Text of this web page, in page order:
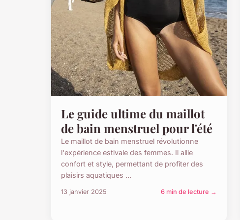
Le guide ultime du maillot
de bain menstruel pour l'été
Le maillot de bain menstruel révolutionne
l'expérience estivale des femmes. Il allie
confort et style, permettant de profiter des
plaisirs aquatiques ...
13 janvier 2025 6 min de lecture →